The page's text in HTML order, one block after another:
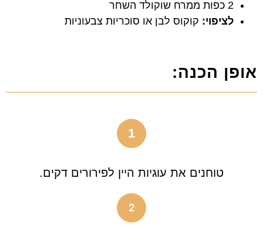
2 כפות ממרח שוקולד השחר
לציפוי: קוקוס לבן או סוכריות צבעוניות
אופן הכנה:
1
טוחנים את עוגיות היין לפירורים דקים.
2